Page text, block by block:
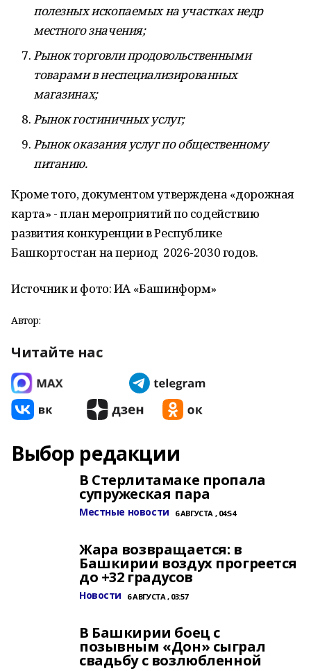
полезных ископаемых на участках недр
местного значения;
Рынок торговли продовольственными
товарами в неспециализированных
магазинах;
Рынок гостиничных услуг;
Рынок оказания услуг по общественному
питанию.
Кроме того, документом утверждена «дорожная
карта» - план мероприятий по содействию
развития конкуренции в Республике
Башкортостан на период 2026-2030 годов.
Источник и фото: ИА «Башинформ»
Автор:
Читайте нас
Выбор редакции
В Стерлитамаке пропала
супружеская пара
Местные новости 6 АВГУСТА , 04:54
Жара возвращается: в
Башкирии воздух прогреется
до +32 градусов
Новости 6 АВГУСТА , 03:57
В Башкирии боец с
позывным «Дон» сыграл
свадьбу с возлюбленной